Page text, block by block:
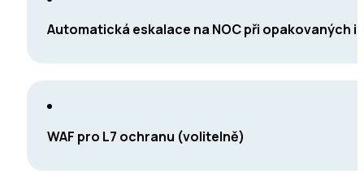
Automatická eskalace na NOC při opakovaných
WAF pro L7 ochranu (volitelně)